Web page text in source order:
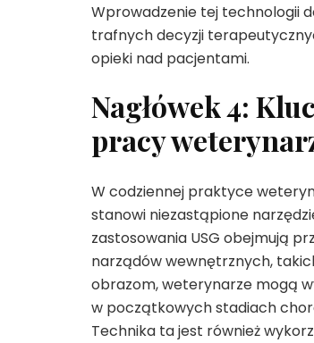
Wprowadzenie tej technologii
trafnych decyzji
opieki nad pacjentami.
Nagłówek 4:
pracy
W codziennej praktyce
stanowi niezastąpione
zastosowania USG obejmują
narządów wewnętrznych,
obrazom, weterynarze mogą
w początkowych stadiach
Technika ta jest również